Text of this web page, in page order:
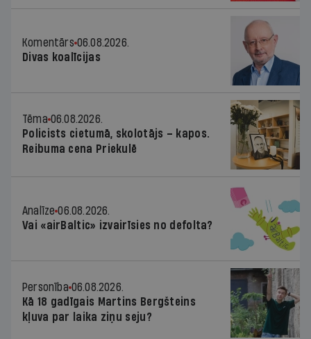
Komentārs 06.08.2026.
Divas koalīcijas
Tēma 06.08.2026.
Policists cietumā, skolotājs – kapos.
Reibuma cena Priekulē
Analīze 06.08.2026.
Vai «airBaltic» izvairīsies no defolta?
Personība 06.08.2026.
Kā 18 gadīgais Martins Bergšteins
kļuva par laika ziņu seju?